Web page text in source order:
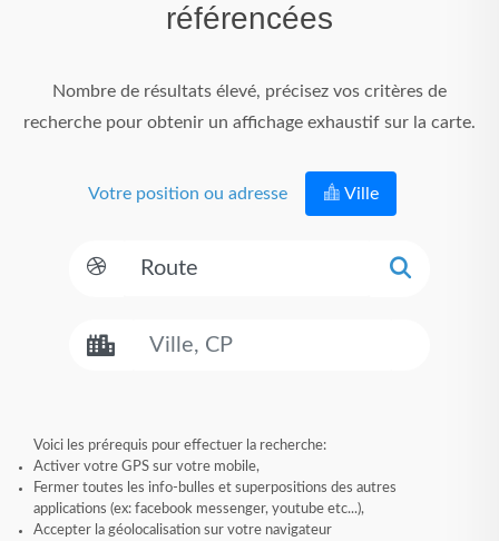
référencées
Nombre de résultats élevé, précisez vos critères de
recherche pour obtenir un affichage exhaustif sur la carte.
Votre position ou adresse Ville
Voici les prérequis pour effectuer la recherche:
Activer votre GPS sur votre mobile,
Fermer toutes les info-bulles et superpositions des autres
applications (ex: facebook messenger, youtube etc...),
Accepter la géolocalisation sur votre navigateur